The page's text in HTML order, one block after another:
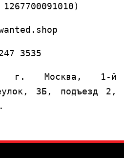
3535
г. Москва, 1-й
3Б, подъезд 2,